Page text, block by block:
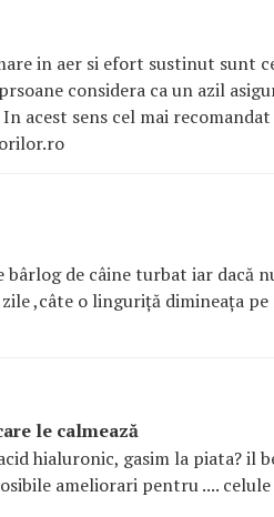
in aer si efort sustinut sunt
considera ca un azil
acest sens cel mai
bârlog de câine turbat iar dacă
,câte o linguriță dimineața pe
le calmează
hialuronic, gasim la piata? il
ameliorari pentru ....